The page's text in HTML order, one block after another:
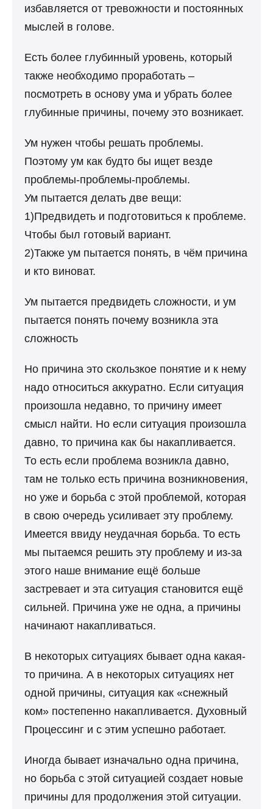
избавляется от тревожности и постоянных
мыслей в голове.
Есть более глубинный уровень, который
также необходимо проработать –
посмотреть в основу ума и убрать более
глубинные причины, почему это возникает.
Ум нужен чтобы решать проблемы.
Поэтому ум как будто бы ищет везде
проблемы-проблемы-проблемы.
Ум пытается делать две вещи:
1)Предвидеть и подготовиться к проблеме.
Чтобы был готовый вариант.
2)Также ум пытается понять, в чём причина
и кто виноват.
Ум пытается предвидеть сложности, и ум
пытается понять почему возникла эта
сложность
Но причина это скользкое понятие и к нему
надо относиться аккуратно. Если ситуация
произошла недавно, то причину имеет
смысл найти. Но если ситуация произошла
давно, то причина как бы накапливается.
То есть если проблема возникла давно,
там не только есть причина возникновения,
но уже и борьба с этой проблемой, которая
в свою очередь усиливает эту проблему.
Имеется ввиду неудачная борьба. То есть
мы пытаемся решить эту проблему и из-за
этого наше внимание ещё больше
застревает и эта ситуация становится ещё
сильней. Причина уже не одна, а причины
начинают накапливаться.
В некоторых ситуациях бывает одна какая-
то причина. А в некоторых ситуациях нет
одной причины, ситуация как «снежный
ком» постепенно накапливается. Духовный
Процессинг и с этим успешно работает.
Иногда бывает изначально одна причина,
но борьба с этой ситуацией создает новые
причины для продолжения этой ситуации.